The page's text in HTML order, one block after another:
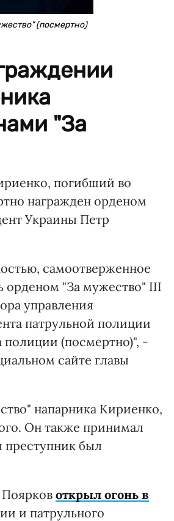
(посмертно)
"За
погибший во
награжден орденом
Украины Петр
самоотверженное
орденом "За мужество" III
управления
патрульной полиции
(посмертно)", -
сайте главы
напарника Кириенко,
Он также принимал
преступник был
Поярков открыл огонь в
и патрульного